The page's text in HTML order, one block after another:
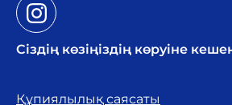
Сіздің көзіңіздің көруіне
Құпиялылық саясаты